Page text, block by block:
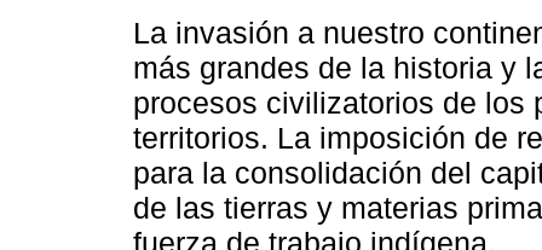
La invasión a nuestro
más grandes de la historia y
procesos civilizatorios de los
territorios. La imposición de
para la consolidación del
de las tierras y materias
fuerza de trabajo indígena.